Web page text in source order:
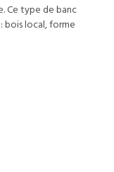
Ce type de banc
bois local, forme